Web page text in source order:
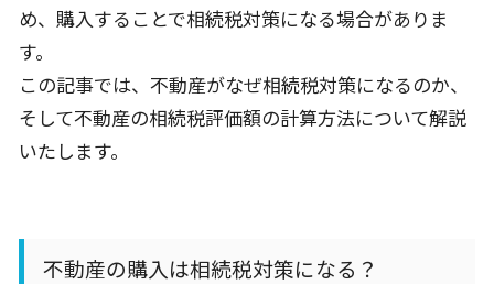
め、購入することで相続税対策になる場合がありま
す。
この記事では、不動産がなぜ相続税対策になるのか、
そして不動産の相続税評価額の計算方法について解説
いたします。
不動産の購入は相続税対策になる？